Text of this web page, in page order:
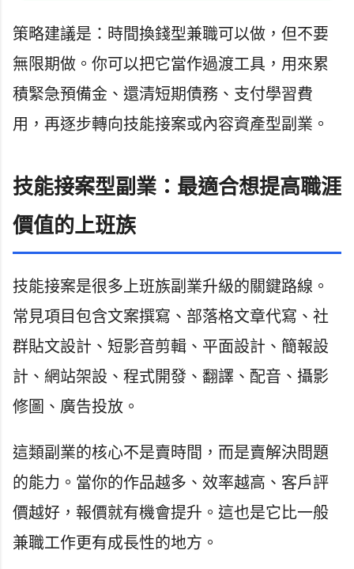
策略建議是：時間換錢型兼職可以做，但不要
無限期做。你可以把它當作過渡工具，用來累
積緊急預備金、還清短期債務、支付學習費
用，再逐步轉向技能接案或內容資產型副業。
技能接案型副業：最適合想提高職涯
價值的上班族
技能接案是很多上班族副業升級的關鍵路線。
常見項目包含文案撰寫、部落格文章代寫、社
群貼文設計、短影音剪輯、平面設計、簡報設
計、網站架設、程式開發、翻譯、配音、攝影
修圖、廣告投放。
這類副業的核心不是賣時間，而是賣解決問題
的能力。當你的作品越多、效率越高、客戶評
價越好，報價就有機會提升。這也是它比一般
兼職工作更有成長性的地方。